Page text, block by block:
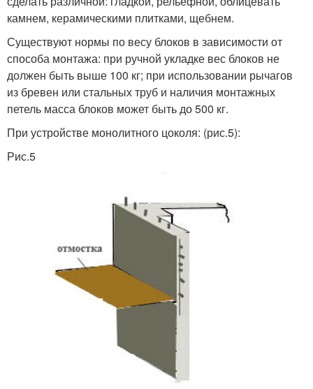
камнем, керамическими плитками, щебнем.
Существуют нормы по весу блоков в зависимости от
способа монтажа: при ручной укладке вес блоков не
должен быть выше 100 кг; при использовании рычагов
из бревен или стальных труб и наличия монтажных
петель масса блоков может быть до 500 кг.
При устройстве монолитного цоколя: (рис.5):
Рис.5